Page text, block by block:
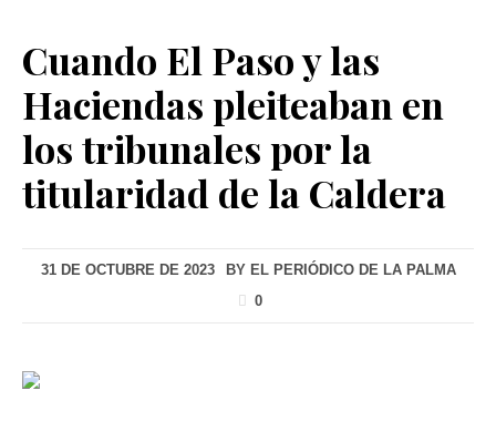
Cuando El Paso y las
Haciendas pleiteaban en
los tribunales por la
titularidad de la Caldera
31 DE OCTUBRE DE 2023 BY EL PERIÓDICO DE LA PALMA
0